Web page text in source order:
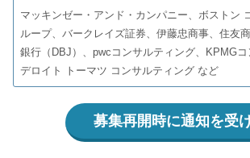
マッキンゼー・アンド・カンパニー、ボストン
ループ、バークレイズ証券、伊藤忠商事、住友
銀行（DBJ）、pwcコンサルティング、KPMGコ
デロイト トーマツ コンサルティング など
募集再開時に通知を受